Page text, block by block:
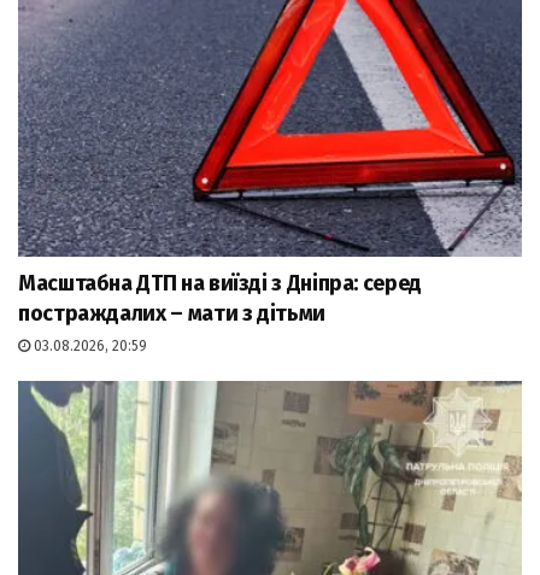
Масштабна ДТП на виїзді з Дніпра: серед
постраждалих – мати з дітьми
03.08.2026, 20:59